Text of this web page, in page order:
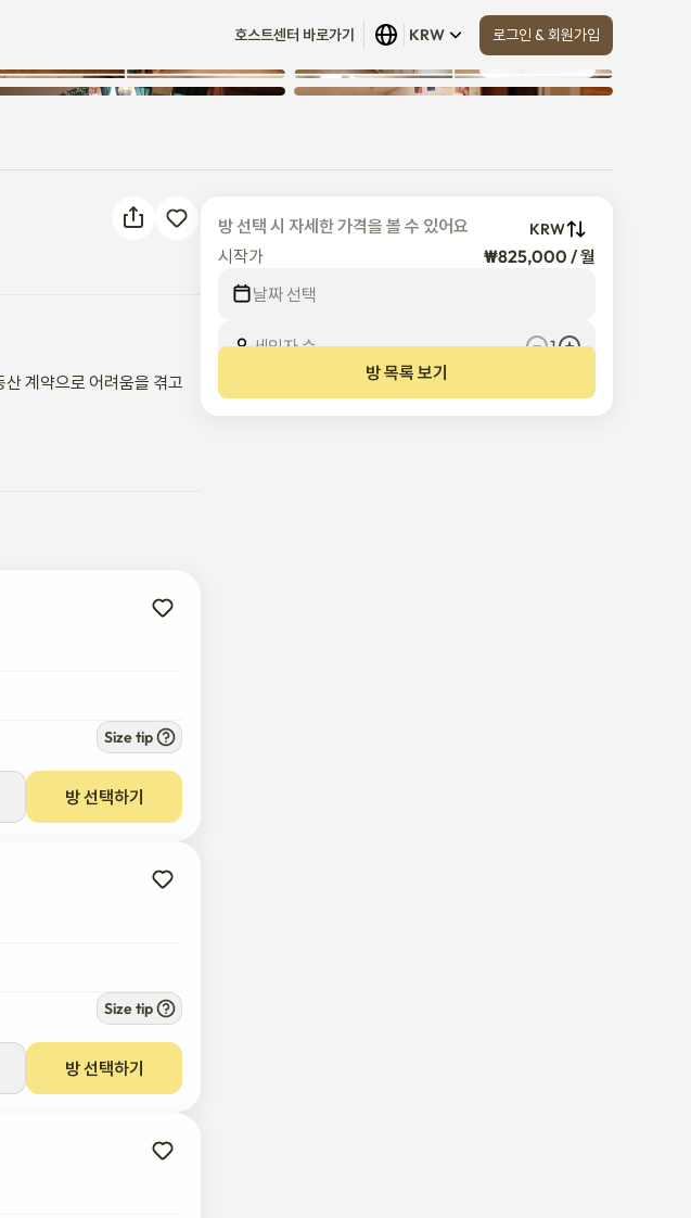
호스트센터 바로가기 KRW 로그인 & 회원가입
모두 보기 (13)
계약으로 어려움을 겪고
로, 강남세브란스병원, 방
이사 비용을 절감하고 첫
세 개의 욕실, 그리고 별도
.
Size tip
방 선택하기
Size tip
방 선택하기
방 선택 시 자세한 가격을 볼 수 있어요 KRW
시작가
₩825,000 / 월
날짜 선택
세입자 수
1
방 목록 보기